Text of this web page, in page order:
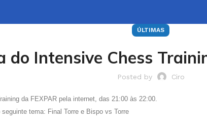
ÚLTIMAS
do Intensive Chess
Posted by Ciro
da FEXPAR pela internet, das 21:00 às 22:00.
tema: Final Torre e Bispo vs Torre